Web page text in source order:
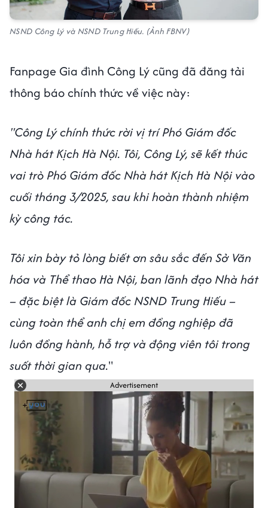
NSND Công Lý và NSND Trung Hiếu. (Ảnh FBNV)
Fanpage Gia đình Công Lý cũng đã đăng tải
thông báo chính thức về việc này:
"Công Lý chính thức rời vị trí Phó Giám đốc
Nhà hát Kịch Hà Nội. Tôi, Công Lý, sẽ kết thúc
vai trò Phó Giám đốc Nhà hát Kịch Hà Nội vào
cuối tháng 3/2025, sau khi hoàn thành nhiệm
kỳ công tác.
Tôi xin bày tỏ lòng biết ơn sâu sắc đến Sở Văn
hóa và Thể thao Hà Nội, ban lãnh đạo Nhà hát
– đặc biệt là Giám đốc NSND Trung Hiếu –
cùng toàn thể anh chị em đồng nghiệp đã
luôn đồng hành, hỗ trợ và động viên tôi trong
suốt thời gian qua."
Advertisement